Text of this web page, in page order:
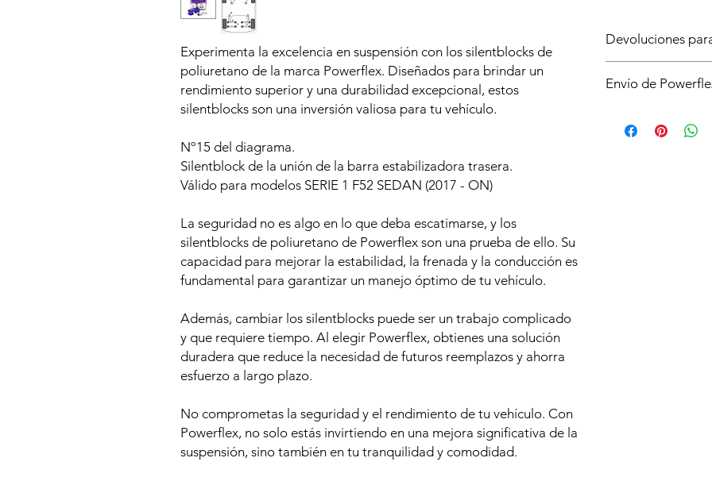
Experimenta la excelencia en suspensión con los silentblocks de
poliuretano de la marca Powerflex. Diseñados para brindar un
rendimiento superior y una durabilidad excepcional, estos
silentblocks son una inversión valiosa para tu vehículo.
Nº15 del diagrama.
Silentblock de la unión de la barra estabilizadora trasera.
Válido para modelos SERIE 1 F52 SEDAN (2017 - ON)
La seguridad no es algo en lo que deba escatimarse, y los
silentblocks de poliuretano de Powerflex son una prueba de ello. Su
capacidad para mejorar la estabilidad, la frenada y la conducción es
fundamental para garantizar un manejo óptimo de tu vehículo.
Además, cambiar los silentblocks puede ser un trabajo complicado
y que requiere tiempo. Al elegir Powerflex, obtienes una solución
duradera que reduce la necesidad de futuros reemplazos y ahorra
esfuerzo a largo plazo.
No comprometas la seguridad y el rendimiento de tu vehículo. Con
Powerflex, no solo estás invirtiendo en una mejora significativa de la
suspensión, sino también en tu tranquilidad y comodidad.
Devoluciones
para tu vehículo, si
condiciones y
Envío de
de powerflex en